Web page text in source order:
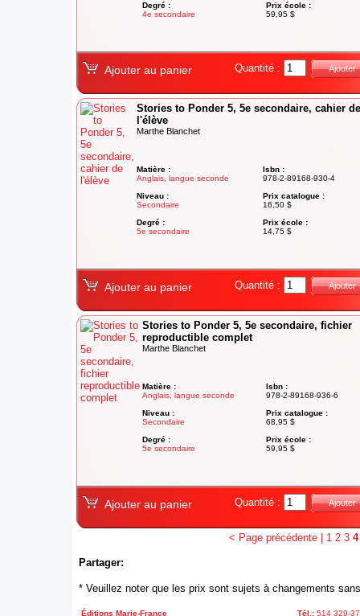
Degré :
4e secondaire
Prix école :
59,95 $
Ajouter au panier Quantité : Ajouter
Stories to Ponder 5, 5e secondaire, cahier de
l'élève
Marthe Blanchet
Matière :
Anglais, langue seconde
Niveau :
Secondaire
Degré :
5e secondaire
Isbn :
978-2-89168-930-4
Prix catalogue :
16,50 $
Prix école :
14,75 $
Ajouter au panier Quantité : Ajouter
Stories to Ponder 5, 5e secondaire, fichier
reproductible complet
Marthe Blanchet
Matière :
Anglais, langue seconde
Niveau :
Secondaire
Degré :
5e secondaire
Isbn :
978-2-89168-936-6
Prix catalogue :
68,95 $
Prix école :
59,95 $
Ajouter au panier Quantité : Ajouter
< Page précédente| 1 2 3 4
Partager:
* Veuillez noter que les prix sont sujets à changements
Éditions Marie-France Tél.: 514 329-